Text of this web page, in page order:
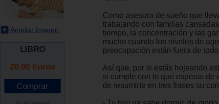
Ampliar imagen
LIBRO
20.90 Euros
Como asesora de sueño que
trabajando con familias
tiempo, la concentración y las
mucho cuando los niveles de
preocupación están fuera de
Así que, por si estás hojeando
si cumple con lo que esperas de
de resumirte en tres frases su